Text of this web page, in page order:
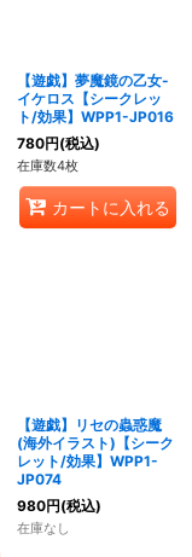
【遊戯】夢魔鏡の乙女-
イケロス【シークレッ
ト/効果】WPP1-JP016
780円(税込)
在庫数4枚
カートに入れる
【遊戯】リセの蟲惑魔
(海外イラスト)【シーク
レット/効果】WPP1-
JP074
980円(税込)
在庫なし